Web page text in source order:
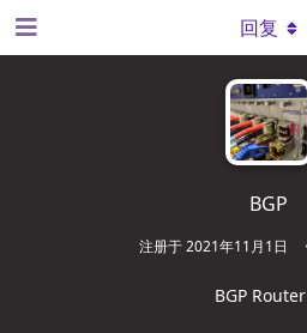
BGP
注册于2021年11月1日
BGP Router
回复